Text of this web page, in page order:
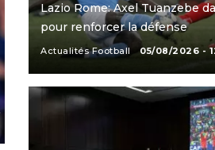
Lazio Rome: Axel Tuanzebe
pour renforcer la défense
Actualités Football 05/08/2026 -